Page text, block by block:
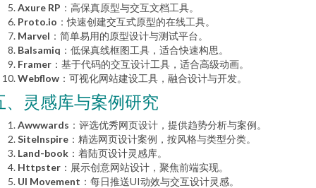
Axure RP ：高保真原型与交互文档工具。
Proto.io ：快速创建交互式原型的在线工具。
Marvel ：简单易用的原型设计与测试平台。
Balsamiq ：低保真线框图工具，适合快速构思。
Framer ：基于代码的交互设计工具，适合高级动画。
Webflow ：可视化网站建设工具，融合设计与开发。
、灵感库与案例研究
Awwwards ：评选优秀网页设计，提供趋势分析与案例。
SiteInspire ：精选网页设计案例，按风格与类型分类。
Land-book ：着陆页设计灵感库。
Httpster ：展示创意网站设计，聚焦前端实现。
UI Movement ：每日推送UI动效与交互设计灵感。